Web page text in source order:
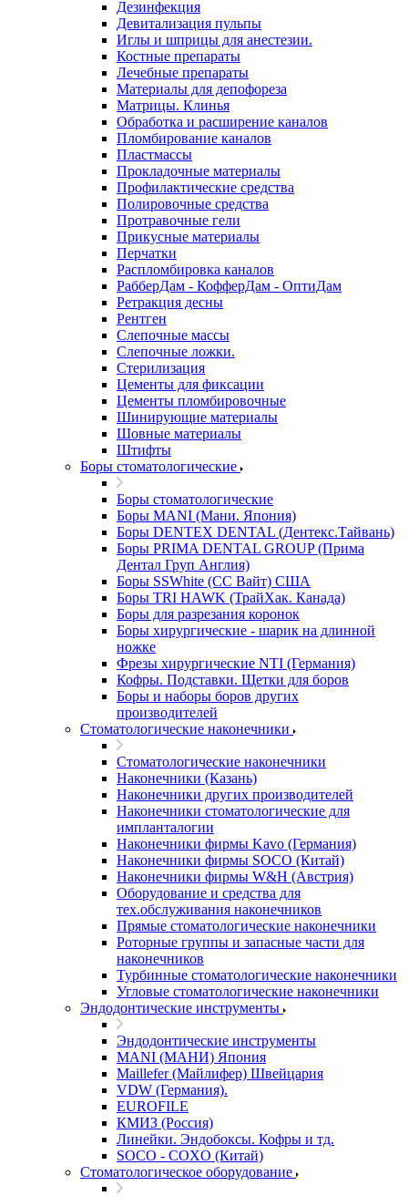
Дезинфекция
Девитализация пульпы
Иглы и шприцы для анестезии.
Костные препараты
Лечебные препараты
Материалы для депофореза
Матрицы. Клинья
Обработка и расширение каналов
Пломбирование каналов
Пластмассы
Прокладочные материалы
Профилактические средства
Полировочные средства
Протравочные гели
Прикусные материалы
Перчатки
Распломбировка каналов
РабберДам - КофферДам - ОптиДам
Ретракция десны
Рентген
Слепочные массы
Слепочные ложки.
Стерилизация
Цементы для фиксации
Цементы пломбировочные
Шинирующие материалы
Шовные материалы
Штифты
Боры стоматологические
Боры стоматологические
Боры MANI (Мани. Япония)
Боры DENTEX DENTAL (Дентекс.Тайвань)
Боры PRIMA DENTAL GROUP (Прима
Дентал Груп Англия)
Боры SSWhite (СС Вайт) США
Боры TRI HAWK (ТрайХак. Канада)
Боры для разрезания коронок
Боры хирургические - шарик на длинной
ножке
Фрезы хирургические NTI (Германия)
Кофры. Подставки. Щетки для боров
Боры и наборы боров других
производителей
Стоматологические наконечники
Стоматологические наконечники
Наконечники (Казань)
Наконечники других производителей
Наконечники стоматологические для
импланталогии
Наконечники фирмы Kavo (Германия)
Наконечники фирмы SOCO (Китай)
Наконечники фирмы W&H (Австрия)
Оборудование и средства для
тех.обслуживания наконечников
Прямые стоматологические наконечники
Роторные группы и запасные части для
наконечников
Турбинные стоматологические наконечники
Угловые стоматологические наконечники
Эндодонтические инструменты
Эндодонтические инструменты
MANI (МАНИ) Япония
Maillefer (Майлифер) Швейцария
VDW (Германия).
EUROFILE
КМИЗ (Россия)
Линейки. Эндобоксы. Кофры и тд.
SOCO - COXO (Китай)
Стоматологическое оборудование